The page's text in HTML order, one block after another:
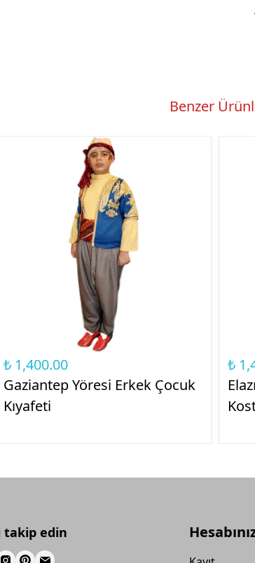
Benzer
₺ 1,400.00
Gaziantep Yöresi Erkek Çocuk
Kıyafeti
₺
takip edin